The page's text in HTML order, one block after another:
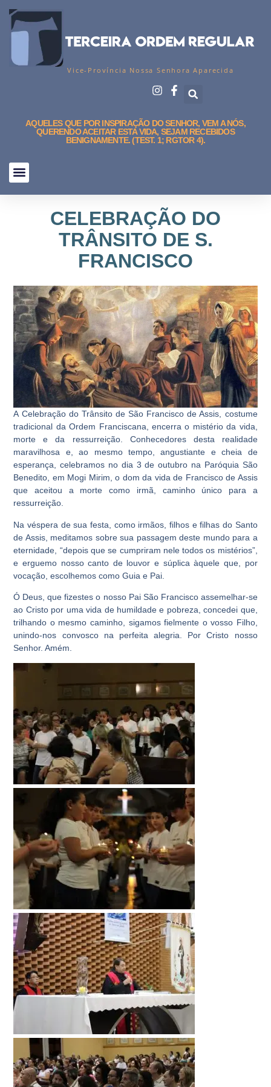
Vice-Província Nossa Senhora Aparecida
AQUELES QUE POR INSPIRAÇÃO DO SENHOR, VEM A NÓS,
QUERENDO ACEITAR ESTA VIDA, SEJAM RECEBIDOS
BENIGNAMENTE. (TEST. 1; RGTOR 4).
CELEBRAÇÃO DO
TRÂNSITO DE S.
FRANCISCO
A Celebração do Trânsito de São Francisco de Assis, costume
tradicional da Ordem Franciscana, encerra o mistério da vida,
morte e da ressurreição. Conhecedores desta realidade
maravilhosa e, ao mesmo tempo, angustiante e cheia de
esperança, celebramos no dia 3 de outubro na Paróquia São
Benedito, em Mogi Mirim, o dom da vida de Francisco de Assis
que aceitou a morte como irmã, caminho único para a
ressurreição.
Na véspera de sua festa, como irmãos, filhos e filhas do Santo
de Assis, meditamos sobre sua passagem deste mundo para a
eternidade, “depois que se cumpriram nele todos os mistérios”,
e erguemo nosso canto de louvor e súplica àquele que, por
vocação, escolhemos como Guia e Pai.
Ó Deus, que fizestes o nosso Pai São Francisco assemelhar-se
ao Cristo por uma vida de humildade e pobreza, concedei que,
trilhando o mesmo caminho, sigamos fielmente o vosso Filho,
unindo-nos convosco na perfeita alegria. Por Cristo nosso
Senhor. Amém.